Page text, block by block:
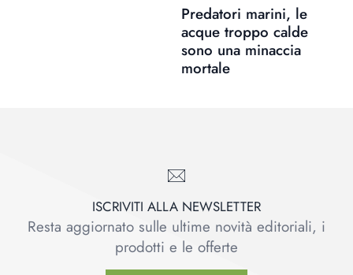
Predatori marini, le
acque troppo calde
sono una minaccia
mortale
ISCRIVITI ALLA NEWSLETTER
Resta aggiornato sulle ultime novità editoriali, i
prodotti e le offerte